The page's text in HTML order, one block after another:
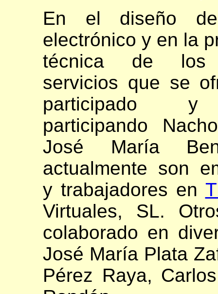
En el diseño
electrónico y en la
técnica de los
servicios que se
participado y
participando
José María
actualmente son
y trabajadores en
Virtuales, SL.
colaborado en
José María Plata
Pérez Raya,